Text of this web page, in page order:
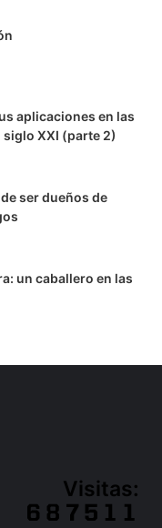
aplicaciones en las
XXI (parte 2)
ser dueños de
un caballero en las
Visitas: